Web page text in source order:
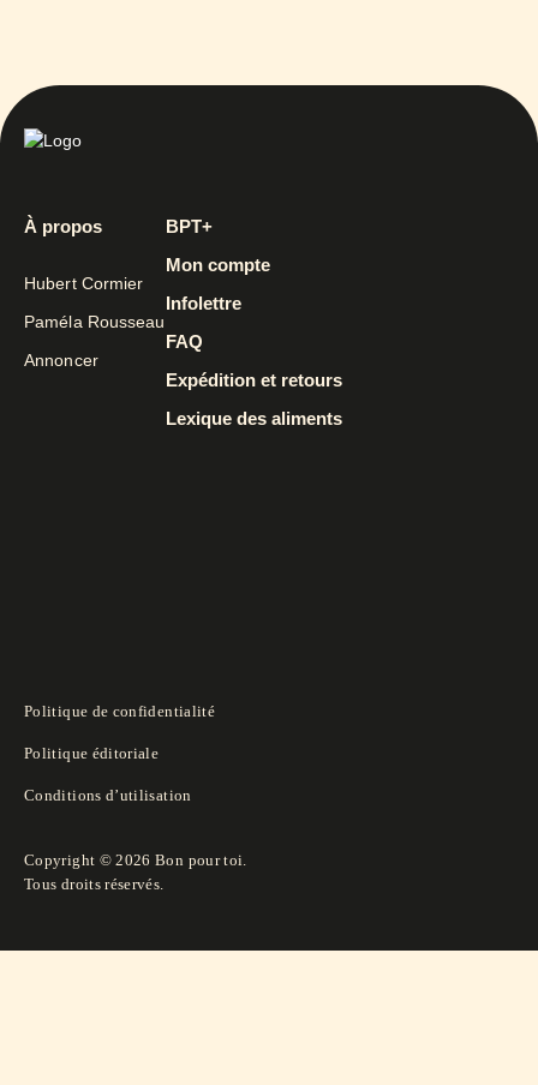
À propos
Hubert Cormier
Paméla Rousseau
Annoncer
BPT+
Mon compte
Infolettre
FAQ
Expédition et retours
Lexique des aliments
Politique de confidentialité
Politique éditoriale
Conditions d’utilisation
Copyright © 2026 Bon pour toi.
Tous droits réservés.